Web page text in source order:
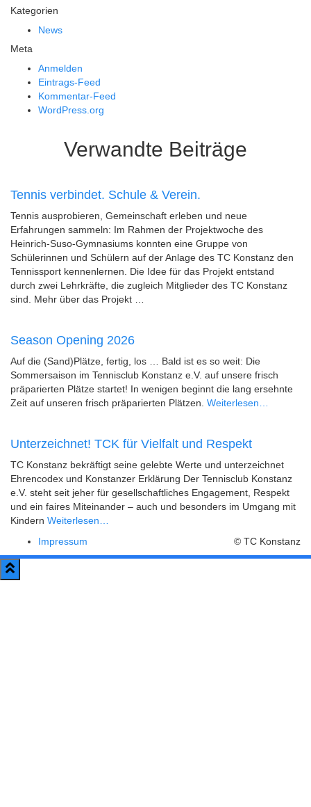
Kategorien
News
Meta
Anmelden
Eintrags-Feed
Kommentar-Feed
WordPress.org
Verwandte Beiträge
Tennis verbindet. Schule & Verein.
Tennis ausprobieren, Gemeinschaft erleben und neue
Erfahrungen sammeln: Im Rahmen der Projektwoche des
Heinrich-Suso-Gymnasiums konnten eine Gruppe von
Schülerinnen und Schülern auf der Anlage des TC Konstanz den
Tennissport kennenlernen. Die Idee für das Projekt entstand
durch zwei Lehrkräfte, die zugleich Mitglieder des TC Konstanz
sind. Mehr über das Projekt …
Season Opening 2026
Auf die (Sand)Plätze, fertig, los … Bald ist es so weit: Die
Sommersaison im Tennisclub Konstanz e.V. auf unsere frisch
präparierten Plätze startet! In wenigen beginnt die lang ersehnte
Zeit auf unseren frisch präparierten Plätzen. Weiterlesen…
Unterzeichnet! TCK für Vielfalt und Respekt
TC Konstanz bekräftigt seine gelebte Werte und unterzeichnet
Ehrencodex und Konstanzer Erklärung Der Tennisclub Konstanz
e.V. steht seit jeher für gesellschaftliches Engagement, Respekt
und ein faires Miteinander – auch und besonders im Umgang mit
Kindern Weiterlesen…
Impressum
© TC Konstanz